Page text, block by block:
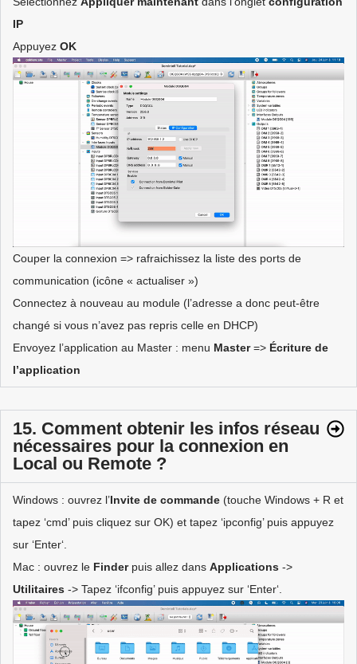
IP
Appuyez OK
Couper la connexion => rafraichissez la liste des ports de
communication (icône « actualiser »)
Connectez à nouveau au module (l’adresse a donc peut-être
changé si vous n’avez pas repris celle en DHCP)
Envoyez l’application au Master : menu Master=> Écriture de
l’application
15. Comment obtenir les infos réseau
nécessaires pour la connexion en
Local ou Remote ?
Windows : ouvrez l’Invite de commande (touche Windows + R et
tapez ‘cmd’ puis cliquez sur OK) et tapez ‘ipconfig’ puis appuyez
sur ‘Enter‘.
Mac : ouvrez le Finder puis allez dans Applications ->
Utilitaires -> Tapez ‘ifconfig’ puis appuyez sur ‘Enter‘.